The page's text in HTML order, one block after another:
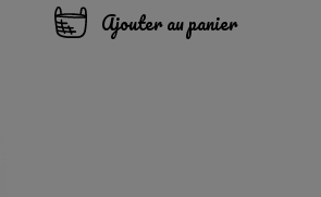
Ajouter au panier